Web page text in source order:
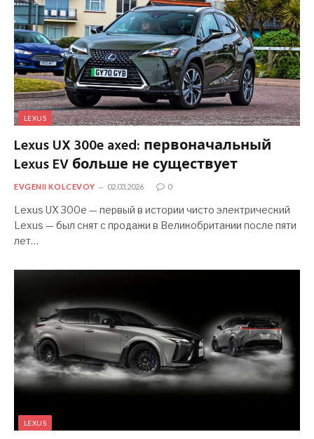
LEXUS
Lexus UX 300e axed: первоначальный
Lexus EV больше не существует
EVGENII KOLCEVOY 02.03.2026 0
Lexus UX 300e — первый в истории чисто электрический
Lexus — был снят с продажи в Великобритании после пяти
лет…
LEXUS